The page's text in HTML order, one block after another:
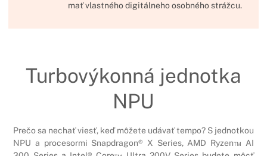
mať vlastného digitálneho osobného strážcu.
Turbovýkonná jednotka
NPU
Prečo sa nechať viesť, keď môžete udávať tempo? S jednotkou
NPU a procesormi Snapdragon® X Series, AMD Ryzen™ AI